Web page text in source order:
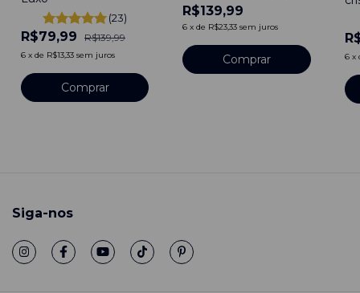
(23)
R$79,99 R$139,99
6 x de R$13,33 sem juros
R$139,99
6 xde R$23,33 sem juros
6 x
Siga-nos